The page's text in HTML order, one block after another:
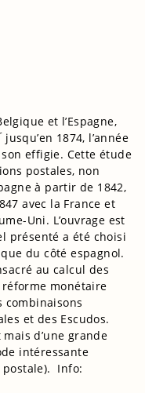
et l’Espagne,
jusqu’en 1874, l’année
effigie. Cette étude
postales, non
à partir de 1842,
avec la France et
Uni. L’ouvrage est
présenté a été choisi
du côté espagnol.
au calcul des
monétaire
combinaisons
et des Escudos.
d’une grande
intéressante
postale). Info: